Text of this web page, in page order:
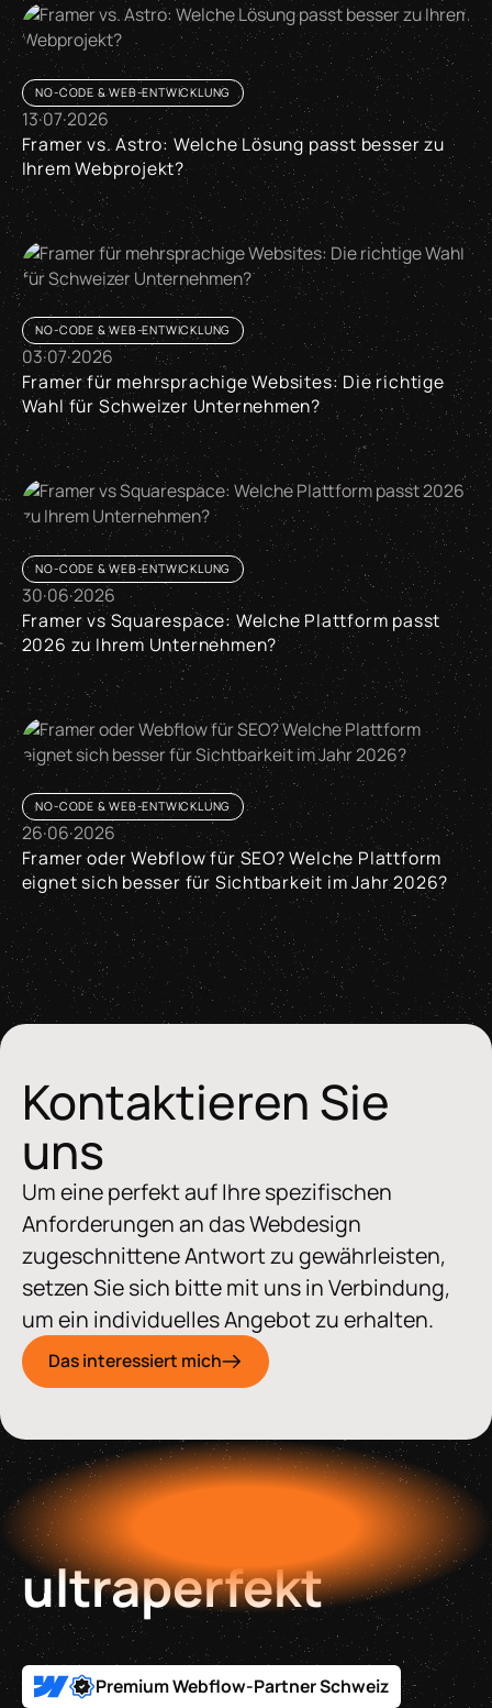
NO-CODE & WEB-ENTWICKLUNG
13·07·2026
Framer vs. Astro: Welche Lösung passt besser zu
Ihrem Webprojekt?
Framer vs. Astro: Welche Lösung passt besser zu Ihrem
NO-CODE & WEB-ENTWICKLUNG
03·07·2026
Framer für mehrsprachige Websites: Die richtige
Wahl für Schweizer Unternehmen?
Framer für mehrsprachige Websites: Die richtige Wahl für
NO-CODE & WEB-ENTWICKLUNG
30·06·2026
Framer vs Squarespace: Welche Plattform passt
2026 zu Ihrem Unternehmen?
Framer vs Squarespace: Welche Plattform passt 2026 zu
NO-CODE & WEB-ENTWICKLUNG
26·06·2026
Framer oder Webflow für SEO? Welche Plattform
eignet sich besser für Sichtbarkeit im Jahr 2026?
Framer oder Webflow für SEO? Welche Plattform eignet
Kontaktieren Sie
uns
Um eine perfekt auf Ihre spezifischen
Anforderungen an das Webdesign
zugeschnittene Antwort zu gewährleisten,
setzen Sie sich bitte mit uns in Verbindung,
um ein individuelles Angebot zu erhalten.
Das interessiert mich
ultraperfekt
Premium Webflow-Partner Schweiz